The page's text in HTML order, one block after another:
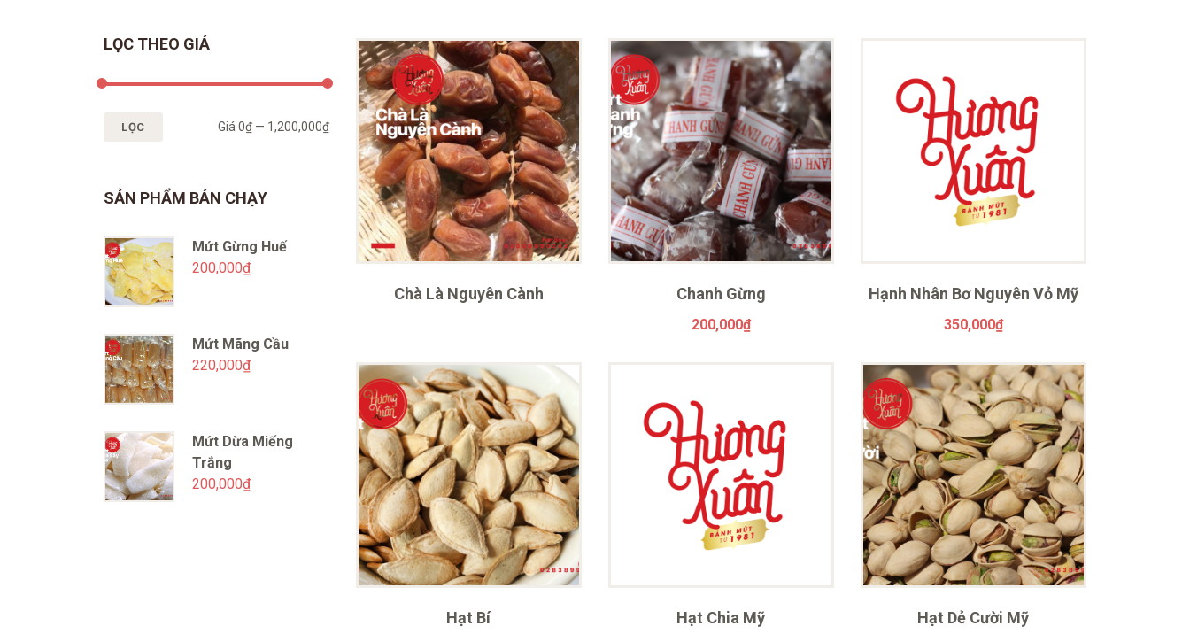
LỌC THEO GIÁ
LỌC Giá 0₫ — 1,200,000₫
SẢN PHẨM BÁN CHẠY
Mứt Gừng Huế
200,000₫
Mứt Mãng Cầu
220,000₫
Mứt Dừa Miếng
Trắng
200,000₫
Chà Là Nguyên Cành Chanh Gừng
200,000₫
Hạnh Nhân Bơ Nguyên Vỏ Mỹ
350,000₫
Hạt Bí Hạt Chia Mỹ Hạt Dẻ Cười Mỹ